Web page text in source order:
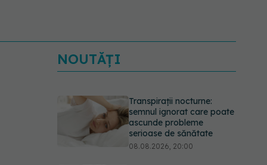
NOUTĂȚI
Transpirații nocturne:
semnul ignorat care poate
ascunde probleme
serioase de sănătate
08.08.2026, 20:00